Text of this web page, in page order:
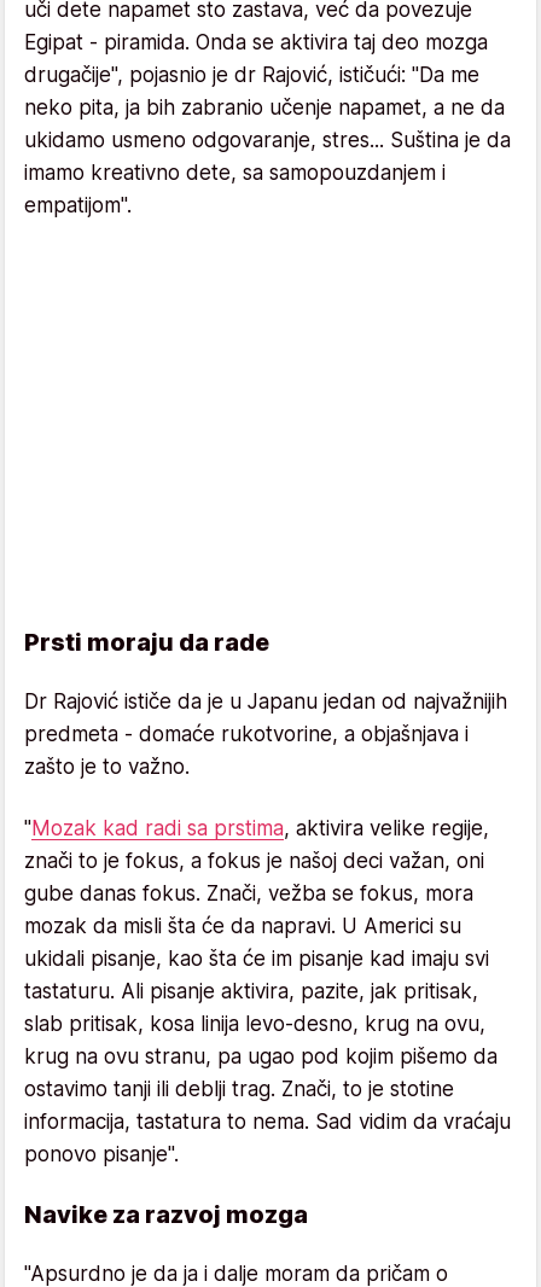
uči dete napamet sto zastava, već da povezuje
Egipat - piramida. Onda se aktivira taj deo mozga
drugačije", pojasnio je dr Rajović, ističući: "Da me
neko pita, ja bih zabranio učenje napamet, a ne da
ukidamo usmeno odgovaranje, stres... Suština je da
imamo kreativno dete, sa samopouzdanjem i
empatijom".
Prsti moraju da rade
Dr Rajović ističe da je u Japanu jedan od najvažnijih
predmeta - domaće rukotvorine, a objašnjava i
zašto je to važno.
"Mozak kad radi sa prstima, aktivira velike regije,
znači to je fokus, a fokus je našoj deci važan, oni
gube danas fokus. Znači, vežba se fokus, mora
mozak da misli šta će da napravi. U Americi su
ukidali pisanje, kao šta će im pisanje kad imaju svi
tastaturu. Ali pisanje aktivira, pazite, jak pritisak,
slab pritisak, kosa linija levo-desno, krug na ovu,
krug na ovu stranu, pa ugao pod kojim pišemo da
ostavimo tanji ili deblji trag. Znači, to je stotine
informacija, tastatura to nema. Sad vidim da vraćaju
ponovo pisanje".
Navike za razvoj mozga
"Apsurdno je da ja i dalje moram da pričam o